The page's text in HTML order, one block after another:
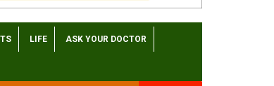
LIFE ASK YOUR DOCTOR